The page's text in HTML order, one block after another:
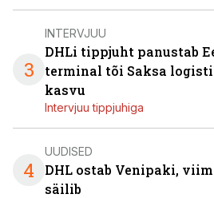
3
INTERVJUU
DHLi tippjuht panustab
terminal tõi Saksa
kasvu
Intervjuu tippjuhiga
4
UUDISED
DHL ostab Venipaki,
säilib